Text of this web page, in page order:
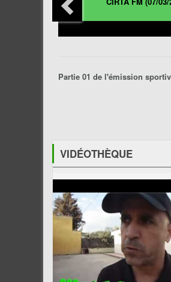
Partie 01 de l'émission
VIDÉOTHÈQUE